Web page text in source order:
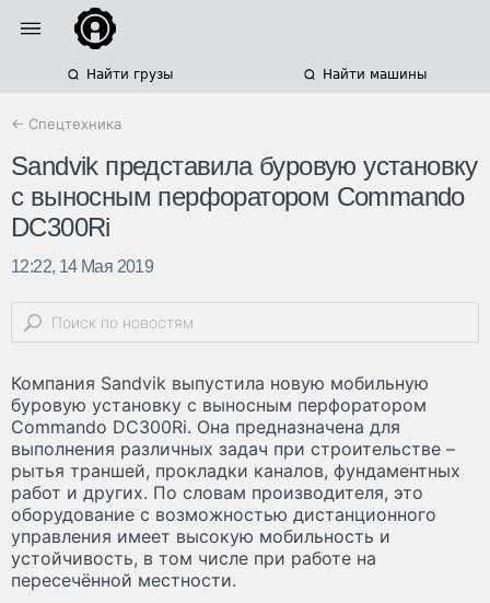
Найти грузы Найти машины
← Спецтехника
Sandvik представила буровую установку
с выносным перфоратором Commando
DC300Ri
12:22, 14 Мая 2019
Компания Sandvik выпустила новую мобильную
буровую установку с выносным перфоратором
Commando DC300Ri. Она предназначена для
выполнения различных задач при строительстве –
рытья траншей, прокладки каналов, фундаментных
работ и других. По словам производителя, это
оборудование с возможностью дистанционного
управления имеет высокую мобильность и
устойчивость, в том числе при работе на
пересечённой местности.